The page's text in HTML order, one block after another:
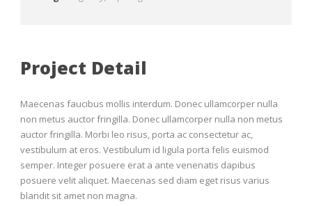
Project Detail
Maecenas faucibus mollis interdum. Donec ullamcorper nulla
non metus auctor fringilla. Donec ullamcorper nulla non metus
auctor fringilla. Morbi leo risus, porta ac consectetur ac,
vestibulum at eros. Vestibulum id ligula porta felis euismod
semper. Integer posuere erat a ante venenatis dapibus
posuere velit aliquet. Maecenas sed diam eget risus varius
blandit sit amet non magna.